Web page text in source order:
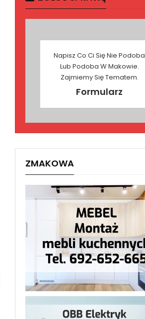
Napisz Co Ci Się Nie Podoba
Lub Podoba W Makowie.
Zajmiemy Się Tematem.
Formularz
ZMAKOWA